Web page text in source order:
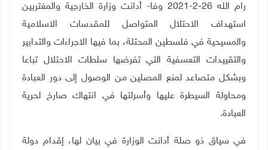
رام الله 26-2-2021 وفا- أدانت وزارة الخارجية والمغتربين
استهداف الاحتلال المتواصل للمقدسات الاسلامية
والمسيحية في فلسطين المحتلة، بما فيها الاجراءات والتدابير
والتقييدات التعسفية التي تفرضها سلطات الاحتلال تباعا
وبشكل متصاعد لمنع المصلين من الوصول إلى دور العبادة
ومحاولة السيطرة عليها وأسرلتها في انتهاك صارخ لحرية
العبادة.
في سياق ذو صلة أدانت الوزارة في بيان لها، إقدام دولة